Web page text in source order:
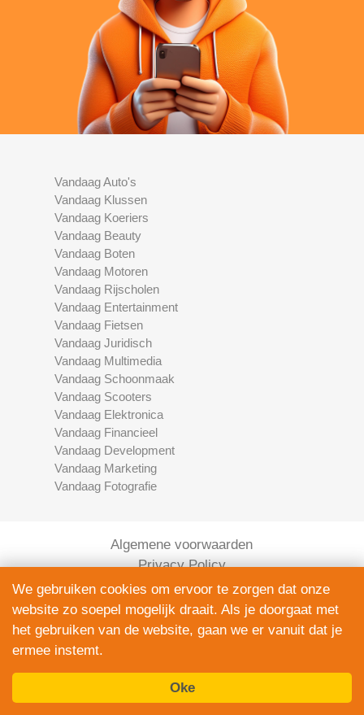
Vandaag Auto's
Vandaag Klussen
Vandaag Koeriers
Vandaag Beauty
Vandaag Boten
Vandaag Motoren
Vandaag Rijscholen
Vandaag Entertainment
Vandaag Fietsen
Vandaag Juridisch
Vandaag Multimedia
Vandaag Schoonmaak
Vandaag Scooters
Vandaag Elektronica
Vandaag Financieel
Vandaag Development
Vandaag Marketing
Vandaag Fotografie
Algemene voorwaarden
Privacy Policy
Contact
Bedrijven Inlog
We gebruiken cookies om ervoor te zorgen dat onze
website zo soepel mogelijk draait. Als je doorgaat met
het gebruiken van de website, gaan we er vanuit dat je
ermee instemt.
Oke